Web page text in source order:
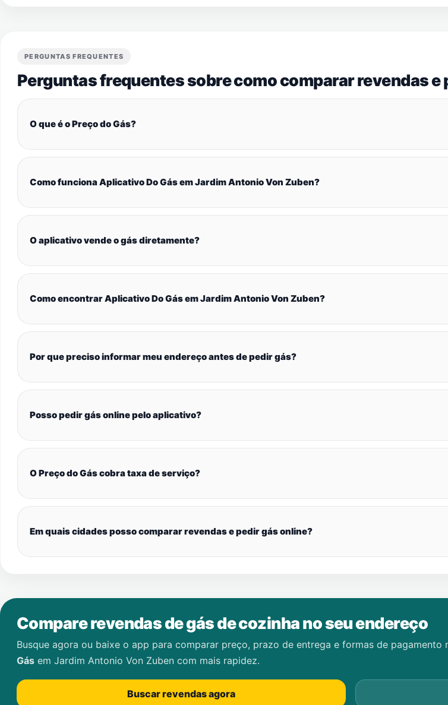
PERGUNTAS FREQUENTES
Perguntas frequentes sobre como comparar revendas e
O que é o Preço do Gás?
Como funciona Aplicativo Do Gás em Jardim Antonio Von Zuben?
O aplicativo vende o gás diretamente?
Como encontrar Aplicativo Do Gás em Jardim Antonio Von Zuben?
Por que preciso informar meu endereço antes de pedir gás?
Posso pedir gás online pelo aplicativo?
O Preço do Gás cobra taxa de serviço?
Em quais cidades posso comparar revendas e pedir gás online?
Compare revendas de gás de cozinha no seu endereço
Busque agora ou baixe o app para comparar preço, prazo de entrega e formas de pagamento
Gás em Jardim Antonio Von Zuben com mais rapidez.
Buscar revendas agora